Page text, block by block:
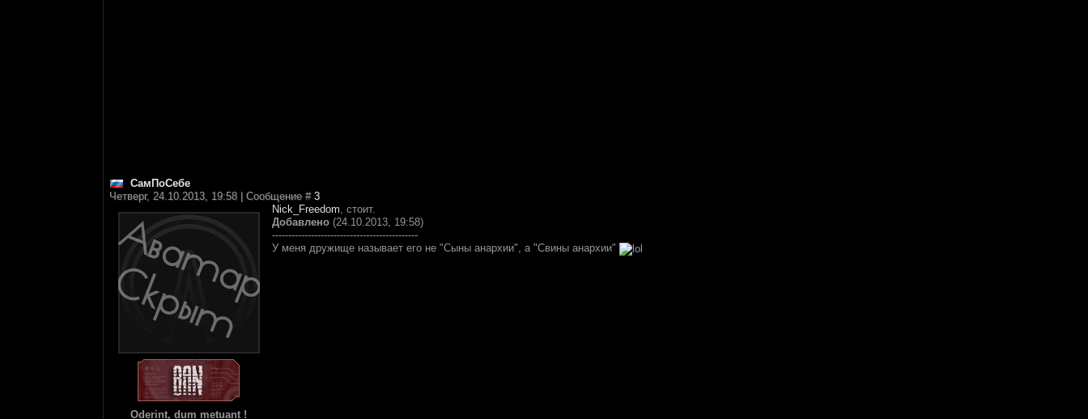
СамПоСебе
Четверг, 24.10.2013, 19:58 | Сообщение # 3
Oderint, dum metuant !
Nick_Freedom, стоит.
Добавлено (24.10.2013, 19:58)
---------------------------------------------
У меня дружище называет его не "Сыны анархии", а "Свины анархии"